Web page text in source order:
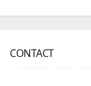
CONTACT